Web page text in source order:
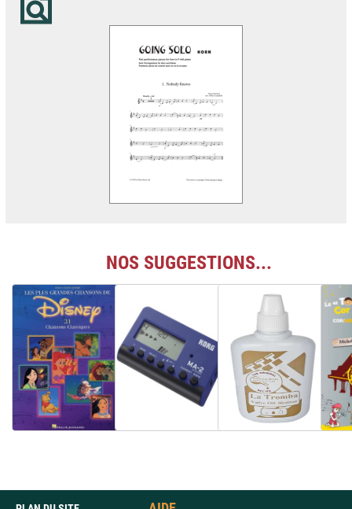
NOS SUGGESTIONS...